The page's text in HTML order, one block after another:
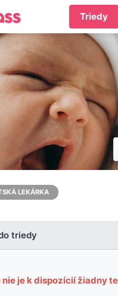
Triedy
LEKÁRKA
triedy
je k dispozícií žiadny